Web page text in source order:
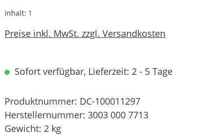
Inhalt: 1
Preise inkl. MwSt. zzgl. Versandkosten
Sofort verfügbar, Lieferzeit: 2 - 5 Tage
Produktnummer: DC-100011297
Herstellernummer: 3003 000 7713
Gewicht: 2 kg